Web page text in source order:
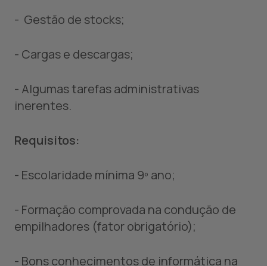
- Gestão de stocks;
- Cargas e descargas;
- Algumas tarefas administrativas
inerentes.
Requisitos:
- Escolaridade mínima 9º ano;
- Formação comprovada na condução de
empilhadores (fator obrigatório);
- Bons conhecimentos de informática na